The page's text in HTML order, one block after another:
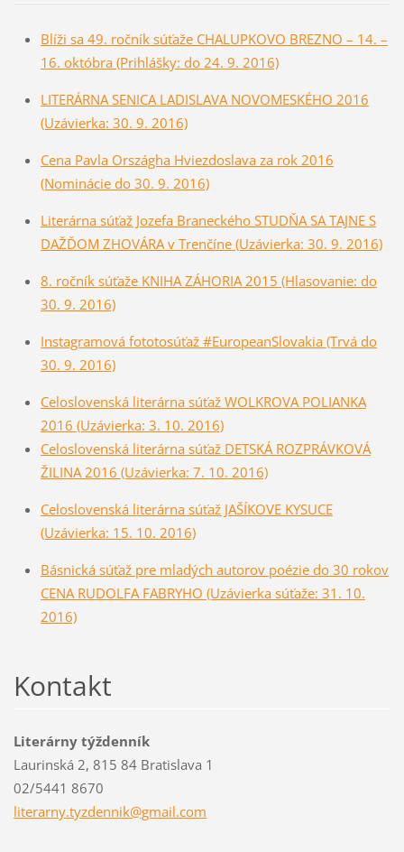
Blíži sa 49. ročník súťaže CHALUPKOVO BREZNO – 14. –
16. októbra (Prihlášky: do 24. 9. 2016)
LITERÁRNA SENICA LADISLAVA NOVOMESKÉHO 2016
(Uzávierka: 30. 9. 2016)
Cena Pavla Országha Hviezdoslava za rok 2016
(Nominácie do 30. 9. 2016)
Literárna súťaž Jozefa Braneckého STUDŇA SA TAJNE S
DAŽĎOM ZHOVÁRA v Trenčíne (Uzávierka: 30. 9. 2016)
8. ročník súťaže KNIHA ZÁHORIA 2015 (Hlasovanie: do
30. 9. 2016)
Instagramová fototosúťaž #EuropeanSlovakia (Trvá do
30. 9. 2016)
Celoslovenská literárna sú­ťaž WOLKROVA POLIANKA
2016 (Uzávierka: 3. 10. 2016)
Celoslovenská literárna súťaž DETSKÁ ROZPRÁVKOVÁ
ŽILINA 2016 (Uzávierka: 7. 10. 2016)
Celoslovenská literárna súťaž JAŠÍKOVE KYSUCE
(Uzávierka: 15. 10. 2016)
Básnická súťaž pre mladých autorov poézie do 30 rokov
CENA RUDOLFA FABRYHO (Uzávierka súťaže: 31. 10.
2016)
Kontakt
Literárny týždenník
Laurinská 2, 815 84 Bratislava 1
02/5441 8670
literarny.tyzdennik@gmail.com